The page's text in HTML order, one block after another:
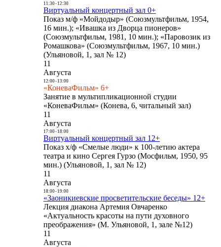
11:30- 12:30
Виртуальный концертный зал 0+
Показ м/ф «Мойдодыр» (Союзмультфильм, 1954,
16 мин.); «Ивашка из Дворца пионеров»
(Союзмультфильм, 1981, 10 мин.); «Паровозик из
Ромашкова» (Союзмультфильм, 1967, 10 мин.)
(Ульяновой, 1, зал № 12)
11
Августа
12:00- 13:00
«КоневаФильм» 6+
Занятие в мультипликационной студии
«КоневаФильм» (Конева, 6, читальный зал)
11
Августа
17:00- 18:00
Виртуальный концертный зал 12+
Показ х/ф «Смелые люди» к 100-летию актера
театра и кино Сергея Гурзо (Мосфильм, 1950, 95
мин.) (Ульяновой, 1, зал № 12)
11
Августа
18:00- 19:00
«Заоникиевские просветительские беседы» 12+
Лекция диакона Артемия Овчаренко
«Актуальность красоты на пути духовного
преображения» (М. Ульяновой, 1, зале №12)
11
Августа